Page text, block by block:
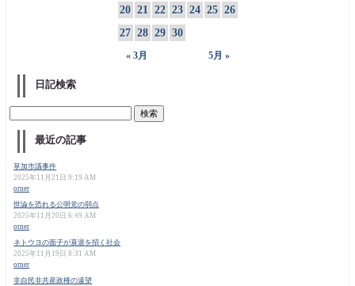
« 3月 5月 »
20 21 22 23 24 25 26
27 28 29 30
日記検索
最近の記事
草加市議事件
2025年11月21日 9:19 AM
orner
世論を恐れる公明党の弱点
2025年11月20日 6:49 AM
orner
ネトウヨの面子が衰退を招く社会
2025年11月19日 8:31 AM
orner
非自民非共産政権の遠望